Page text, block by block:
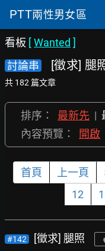
PTT兩性男女區
看板 [Wanted ]
討論串
[徵求] 腿
共 182 篇文章
排序： 最新先 |
內容預覽：
開啟
首頁 上一頁
12
#142 [徵求] 腿照